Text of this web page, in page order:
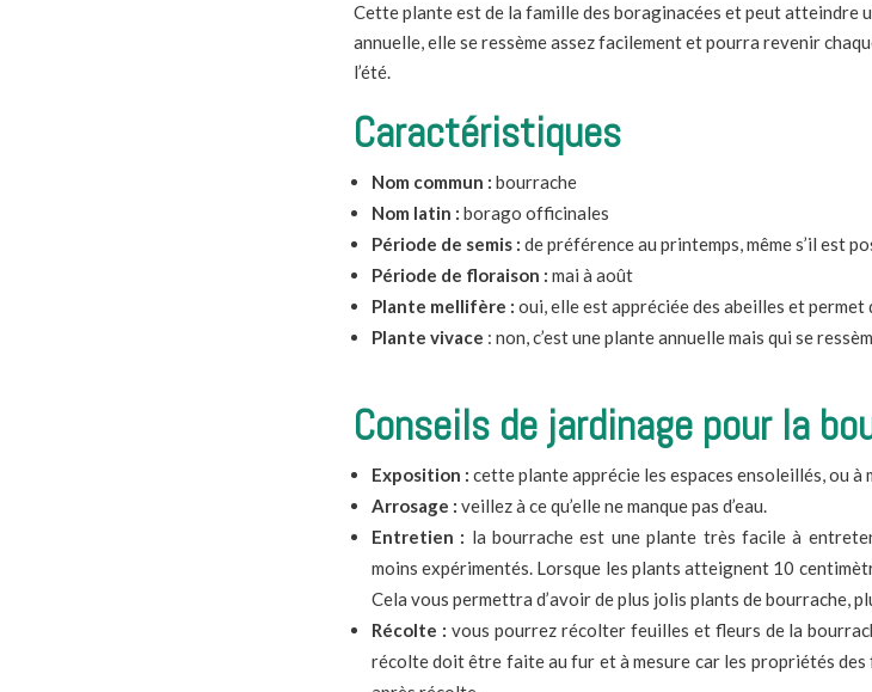
Cette plante est de la famille des boraginacées et peut atteindre
annuelle, elle se ressème assez facilement et pourra revenir
l’été.
Caractéristiques
Nom commun : bourrache
Nom latin : borago officinales
Période de semis : de préférence au printemps, même s’il est
Période de floraison : mai à août
Plante mellifère : oui, elle est appréciée des abeilles et
Plante vivace : non, c’est une plante annuelle mais qui se
Conseils de jardinage pour la
Exposition : cette plante apprécie les espaces ensoleillés, ou à
Arrosage : veillez à ce qu’elle ne manque pas d’eau.
Entretien : la bourrache est une plante très facile à
moins expérimentés. Lorsque les plants atteignent 10
Cela vous permettra d’avoir de plus jolis plants de bourrache,
Récolte : vous pourrez récolter feuilles et fleurs de la
récolte doit être faite au fur et à mesure car les propriétés